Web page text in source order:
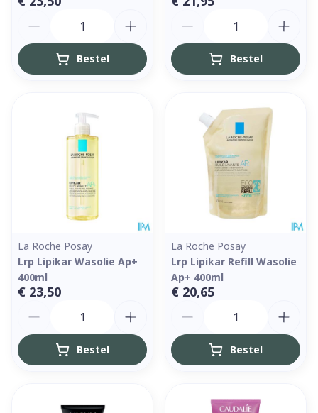
Bestel Bestel
La Roche Posay
Lrp Lipikar Wasolie Ap+
400ml
€ 23,50
Bestel
La Roche Posay
Lrp Lipikar Refill Wasolie
Ap+ 400ml
€ 20,65
Bestel